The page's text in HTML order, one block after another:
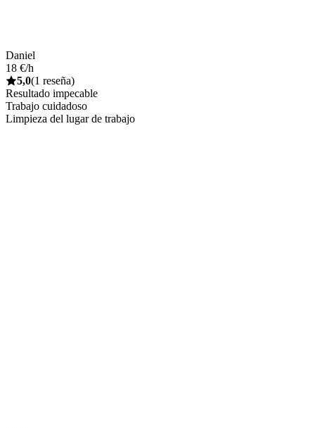
Daniel
18 €/h
5,0(1 reseña)
Resultado impecable
Trabajo cuidadoso
Limpieza del lugar de trabajo